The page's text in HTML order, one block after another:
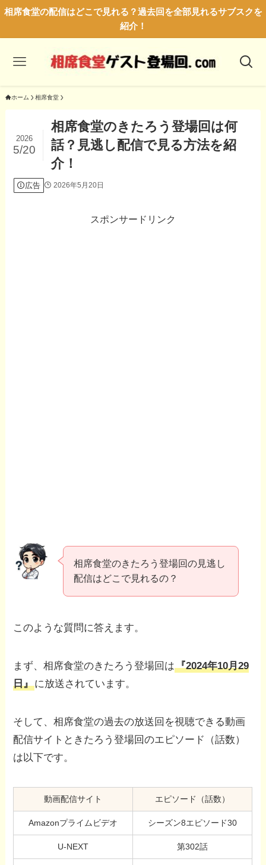
相席食堂の配信はどこで見れる？過去回を全部見れるサブスクを
紹介！
ホーム 相席食堂
相席食堂のきたろう登場回は何
話？見逃し配信で見る方法を紹
介！
2026
5/20
広告 2026年5月20日
スポンサードリンク
相席食堂のきたろう登場回の見逃し
配信はどこで見れるの？
このような質問に答えます。
まず、相席食堂のきたろう登場回は『2024年10月29
日』に放送されています。
そして、相席食堂の過去の放送回を視聴できる動画
配信サイトときたろう登場回のエピソード（話数）
は以下です。
動画配信サイト エピソード（話数）
Amazonプライムビデオ シーズン8エピソード30
U-NEXT 第302話